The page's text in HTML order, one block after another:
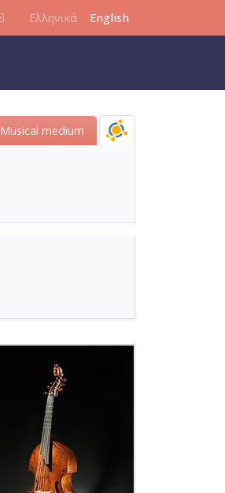
Ελληνικά English
Μusical medium